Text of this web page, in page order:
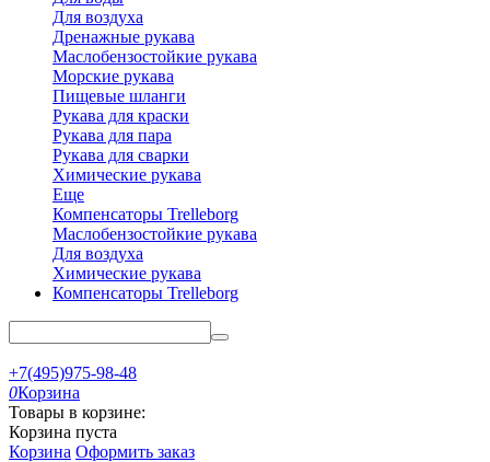
Для воздуха
Дренажные рукава
Маслобензостойкие рукава
Морские рукава
Пищевые шланги
Рукава для краски
Рукава для пара
Рукава для сварки
Химические рукава
Еще
Компенсаторы Trelleborg
Маслобензостойкие рукава
Для воздуха
Химические рукава
Компенсаторы Trelleborg
+7(495)975-98-48
0Корзина
Товары в корзине:
Корзина пуста
Корзина Оформить заказ